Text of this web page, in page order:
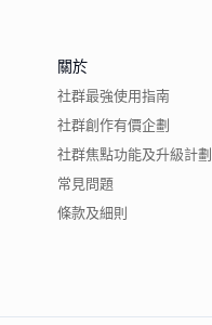
關於
社群最強使用指南
社群創作有價企劃
社群焦點功能及升級計劃
常見問題
條款及細則